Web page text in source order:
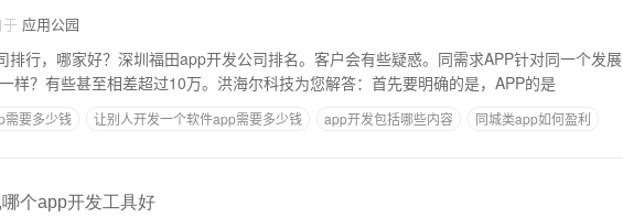
应用公园
排行，哪家好？深圳福田app开发公司排名。客户会有些疑惑。同需求APP针对同一个发展
样？有些甚至相差超过10万。洪海尔科技为您解答：首先要明确的是，APP的是
需要多少钱 让别人开发一个软件app需要多少钱 app开发包括哪些内容
同城类app如何盈利
个app开发工具好